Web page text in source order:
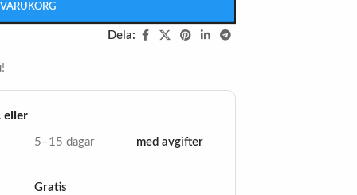
Dela:
eller
5–15 dagar med avgifter
Gratis